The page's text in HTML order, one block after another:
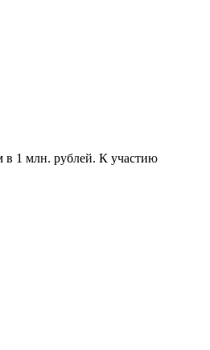
в 1 млн. рублей. К участию